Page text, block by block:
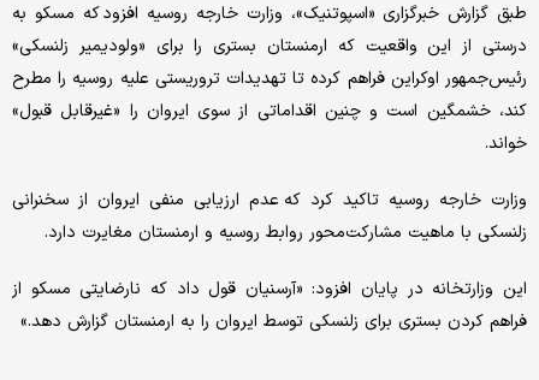
طبق گزارش خبرگزاری «اسپوتنیک»، وزارت خارجه روسیه افزود که مسکو به
درستی از این واقعیت که ارمنستان بستری را برای «ولودیمیر زلنسکی»
رئیس‌جمهور اوکراین فراهم کرده تا تهدیدات تروریستی علیه روسیه را مطرح
کند، خشمگین است و چنین اقداماتی از سوی ایروان را «غیرقابل قبول»
خواند.
وزارت خارجه روسیه تاکید کرد که عدم ارزیابی منفی ایروان از سخنرانی
زلنسکی با ماهیت مشارکت‌محور روابط روسیه و ارمنستان مغایرت دارد.
این وزارتخانه در پایان افزود: «آرسنیان قول داد که نارضایتی مسکو از
فراهم کردن بستری برای زلنسکی توسط ایروان را به ارمنستان گزارش دهد.»